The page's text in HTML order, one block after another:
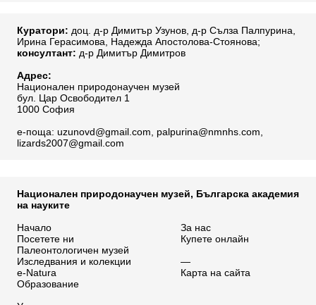
Куратори: доц. д-р Димитър Узунов, д-р Сълза Палпурина,
Ирина Герасимова, Надежда Апостолова-Стоянова;
консултант: д-р Димитър Димитров
Адрес:
Национален природонаучен музей
бул. Цар Освободител 1
1000 София
е-поща: uzunovd@gmail.com, palpurina@nmnhs.com,
lizards2007@gmail.com
Национален природонаучен музей, Българска академия
на науките
Начало
Посетете ни
Палеонтологичен музей
Изследвания и колекции
e-Natura
Образование
За нас
Купете онлайн
—
Карта на сайта